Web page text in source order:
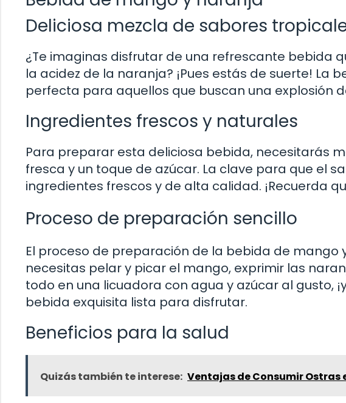
Deliciosa mezcla de sabores
¿Te imaginas disfrutar de una refrescante bebida
la acidez de la naranja? ¡Pues estás de suerte! La
perfecta para aquellos que buscan una explosión
Ingredientes frescos y naturales
Para preparar esta deliciosa bebida, necesitarás
fresca y un toque de azúcar. La clave para que el
ingredientes frescos y de alta calidad. ¡Recuerda
Proceso de preparación sencillo
El proceso de preparación de la bebida de mango
necesitas pelar y picar el mango, exprimir las
todo en una licuadora con agua y azúcar al gusto,
bebida exquisita lista para disfrutar.
Beneficios para la salud
Quizás también te interese: Ventajas de Consumir Ostras